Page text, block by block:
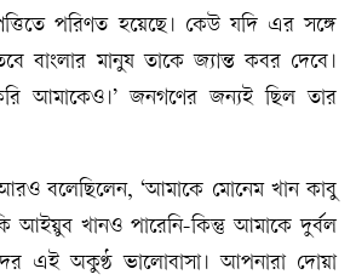
পরিণত হয়েছে। কেউ যদি এর সঙ্গে
বাংলার মানুষ তাকে জ্যান্ত কবর দেবে।
আমাকেও।’ জনগণের জন্যই ছিল তার
আরও বলেছিলেন, ‘আমাকে মোনেম খান কাবু
আইয়ুব খানও পারেনি-কিন্তু আমাকে দুর্বল
এই অকুণ্ঠ ভালোবাসা। আপনারা দোয়া